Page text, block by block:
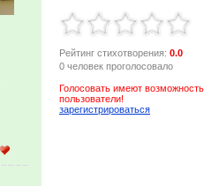
Рейтинг стихотворения: 0.0
0 человек проголосовало
Голосовать имеют
пользователи!
зарегистрироваться